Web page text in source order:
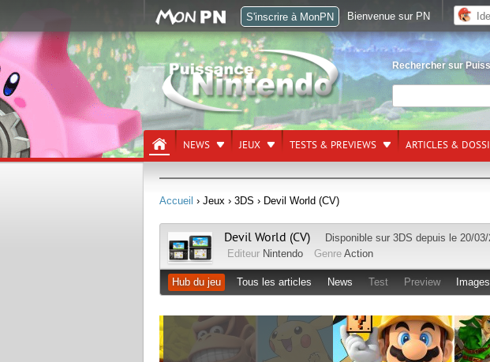
Rechercher sur
NEWS JEUX TESTS & PREVIEWS ARTICLES &
Accueil › Jeux › 3DS › Devil World (CV)
Devil World (CV) Disponible sur 3DS depuis le 20/03/
Editeur Nintendo Genre Action
Hub du jeu Tous les articles News Test Preview Images
S'inscrire à MonPN Bienvenue sur PN